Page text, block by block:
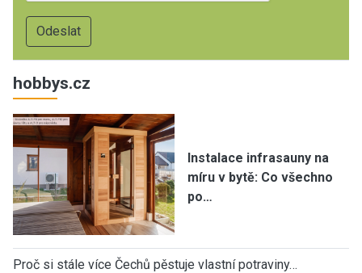
hobbys.cz
Instalace infrasauny na
míru v bytě: Co všechno
po…
Proč si stále více Čechů pěstuje vlastní potraviny…